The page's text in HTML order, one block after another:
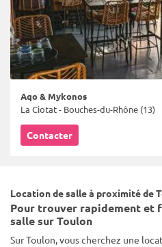
Aqo & Mykonos
La Ciotat - Bouches-du-Rhône (13)
Contacter
Location de salle à proximité de
Pour trouver rapidement et
salle sur Toulon
Sur Toulon, vous cherchez une